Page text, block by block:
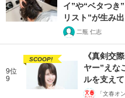
イ”や“ベタつき
リスト”が生み
二瓶 仁志
9位
9
SCOOP!
《真剣交
ヤー”えな
ルを支え
「文春オ